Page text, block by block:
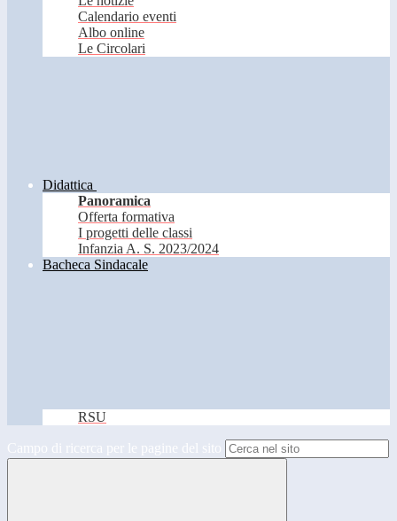
Calendario eventi
Albo online
Le Circolari
Didattica
Panoramica
Offerta formativa
I progetti delle classi
Infanzia A. S. 2023/2024
Bacheca Sindacale
RSU
Campo di ricerca per le pagine del sito